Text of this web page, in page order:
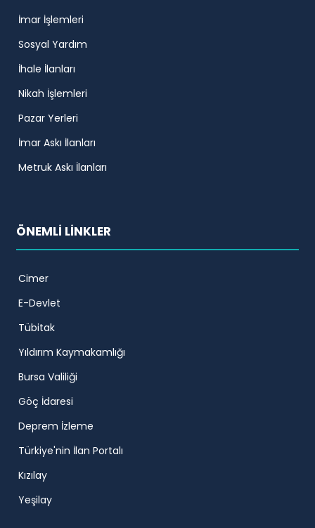
İmar İşlemleri
Sosyal Yardım
İhale İlanları
Nikah İşlemleri
Pazar Yerleri
İmar Askı İlanları
Metruk Askı İlanları
ÖNEMLİ LİNKLER
Cimer
E-Devlet
Tübitak
Yıldırım Kaymakamlığı
Bursa Valiliği
Göç İdaresi
Deprem İzleme
Türkiye'nin İlan Portalı
Kızılay
Yeşilay